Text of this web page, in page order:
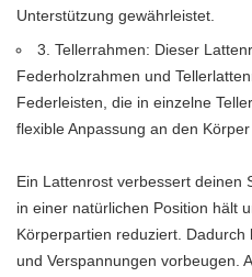
Unterstützung gewährleistet.
3. Tellerrahmen: Dieser
Federholzrahmen und
Federleisten, die in einzelne
flexible Anpassung an den
Ein Lattenrost verbessert deinen
in einer natürlichen Position hält
Körperpartien reduziert.
und Verspannungen vorbeugen.